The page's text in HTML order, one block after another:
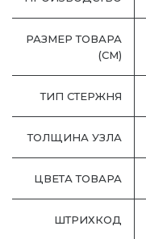
РАЗМЕР ТОВАРА
(СМ)
ТИП СТЕРЖНЯ
ТОЛЩИНА УЗЛА
ЦВЕТА ТОВАРА
ШТРИХКОД